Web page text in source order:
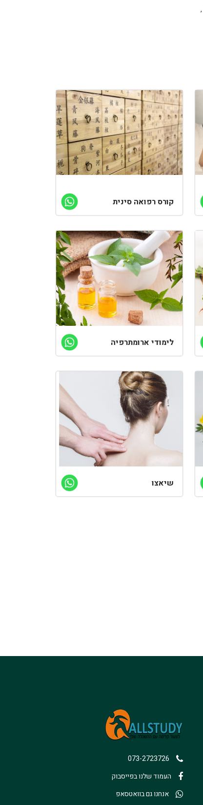
,
קורס רפואה סינית
לימודי ארומתרפיה
שיאצו
073-2723726
העמוד שלנו בפייסבוק
אנחנו גם בוואטסאפ